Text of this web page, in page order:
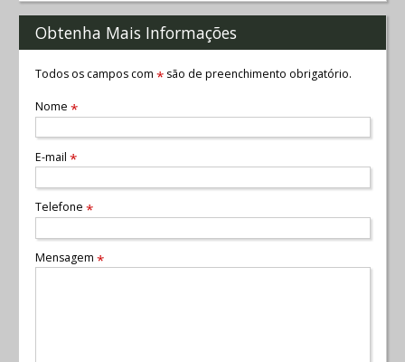
Obtenha Mais Informações
Todos os campos com *são de preenchimento obrigatório.
Nome *
E-mail *
Telefone *
Mensagem *